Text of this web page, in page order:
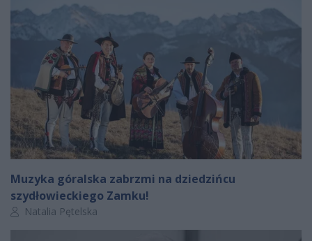
Muzyka góralska zabrzmi na dziedzińcu
szydłowieckiego Zamku!
Autor artykułu:
Natalia Pętelska